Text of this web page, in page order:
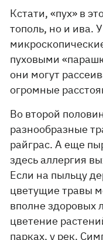
Кстати, «пух» в
тополь, но и ива.
пуховыми
они могут
огромные
Во второй
разнообразные
райграс. А еще
здесь аллергия
Если на пыльцу
цветущие травы
вполне
цветение
парках, у рек.